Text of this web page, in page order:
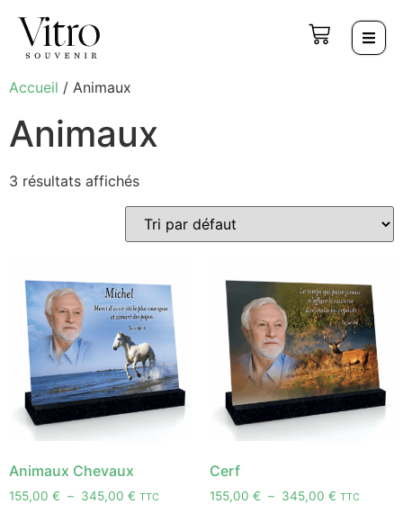
Accueil / Animaux
Animaux
3 résultats affichés
Animaux Chevaux
155,00 € – 345,00 € TTC
Cerf
155,00 € – 345,00 € TTC